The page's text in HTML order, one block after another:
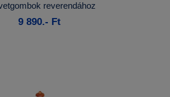
Kosárba
reverendához
9 890.- Ft